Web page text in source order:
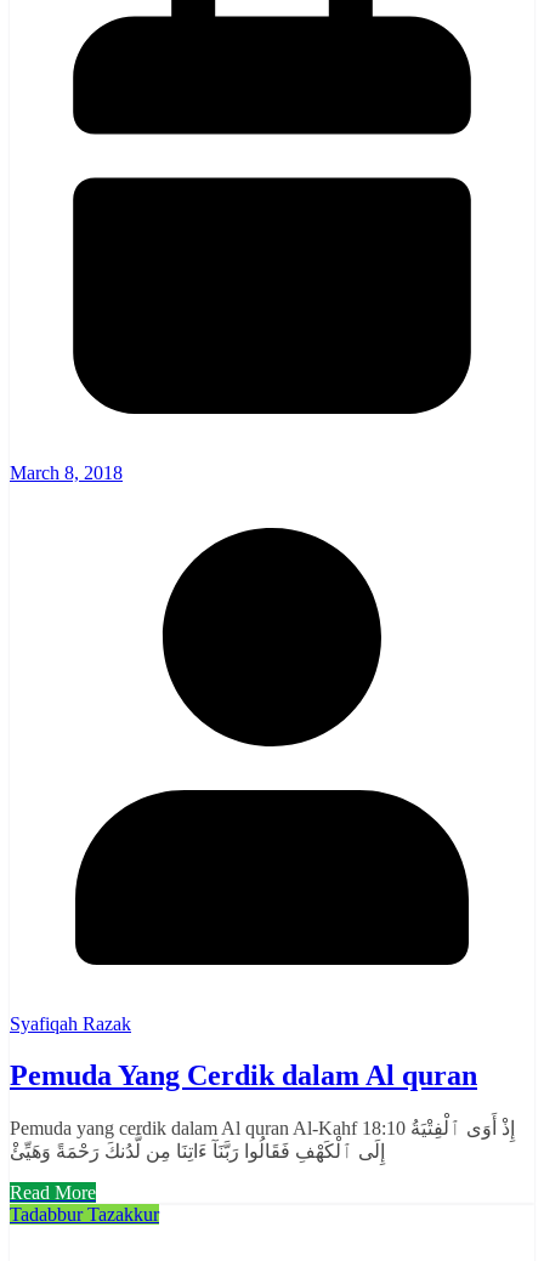
March 8, 2018
Syafiqah Razak
Pemuda Yang Cerdik dalam Al quran
Pemuda yang cerdik dalam Al quran Al-Kahf 18:10 إِذْ أَوَى ٱلْفِتْيَةُ
إِلَى ٱلْكَهْفِ فَقَالُوا رَبَّنَآ ءَاتِنَا مِن لَّدُنكَ رَحْمَةً وَهَيِّئْ
Read More
Tadabbur Tazakkur